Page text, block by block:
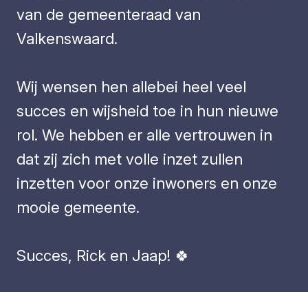
van de gemeenteraad van
Valkenswaard.
Wij wensen hen allebei heel veel
succes en wijsheid toe in hun nieuwe
rol. We hebben er alle vertrouwen in
dat zij zich met volle inzet zullen
inzetten voor onze inwoners en onze
mooie gemeente.
Succes, Rick en Jaap! 🍀